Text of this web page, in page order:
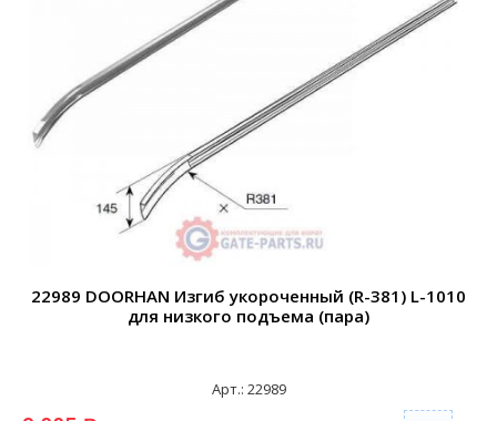
22989 DOORHAN Изгиб укороченный (R-381) L-1010
для низкого подъема (пара)
Арт.: 22989